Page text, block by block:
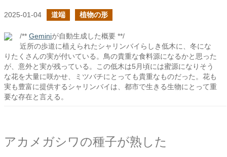
2025-01-04 道端 植物の形
/** Geminiが自動生成した概要 **/
近所の歩道に植えられたシャリンバイらしき低木に、冬にな
りたくさんの実が付いている。鳥の貴重な食料源になるかと思った
が、意外と実が残っている。この低木は5月頃には蜜源になりそう
な花を大量に咲かせ、ミツバチにとっても貴重なものだった。花も
実も豊富に提供するシャリンバイは、都市で生きる生物にとって重
要な存在と言える。
アカメガシワの種子が熟した